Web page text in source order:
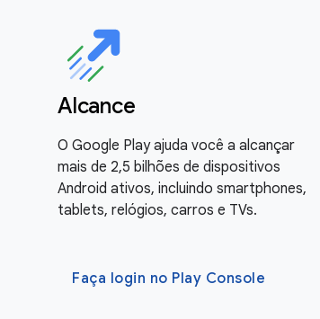
Alcance
O Google Play ajuda você a alcançar
mais de 2,5 bilhões de dispositivos
Android ativos, incluindo smartphones,
tablets, relógios, carros e TVs.
Faça login no Play Console